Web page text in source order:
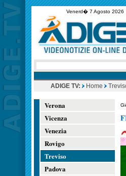
Venerd� 7 Agosto
ADIGE TV: Home
Verona
Vicenza
Venezia
Rovigo
Treviso
Padova